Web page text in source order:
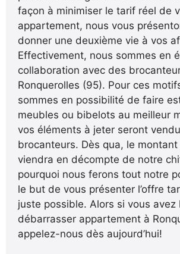
façon à minimiser le tarif réel de
appartement, nous vous
donner une deuxième vie à vos
Effectivement, nous sommes en
collaboration avec des
Ronquerolles (95). Pour ces
sommes en possibilité de faire
meubles ou bibelots au meilleur
vos éléments à jeter seront
brocanteurs. Dès qua, le
viendra en décompte de notre
pourquoi nous ferons tout notre
le but de vous présenter l’offre
juste possible. Alors si vous avez
débarrasser appartement à
appelez-nous dès aujourd’hui!